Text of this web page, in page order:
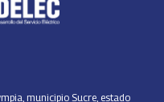
municipio Sucre, estado